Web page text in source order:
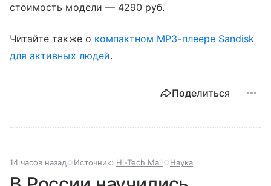
стоимость модели — 4290 руб.
Читайте также о компактном MP3-плеере Sandisk
для активных людей.
Поделиться
14 часов назад Источник: Hi-Tech Mail Наука